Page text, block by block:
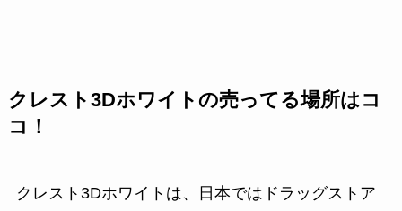
クレスト3Dホワイトの売ってる場所はコ
コ！
クレスト3Dホワイトは、日本ではドラッグストア